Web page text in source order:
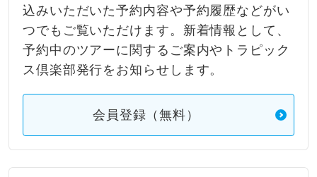
込みいただいた予約内容や予約履歴などがい
つでもご覧いただけます。新着情報として、
予約中のツアーに関するご案内やトラピック
ス倶楽部発行をお知らせします。
会員登録（無料）